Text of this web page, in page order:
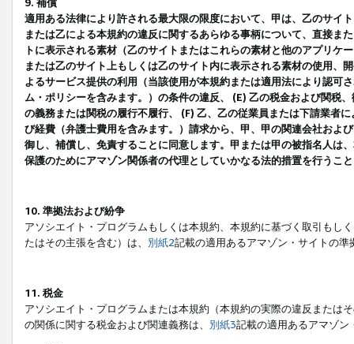
9. 補償
適用ある法律により許される最大限の限度において、甲は、乙のサイ
または乙による本規約の違反に関するあらゆる事柄について、直接ま
トに表示される素材（乙のサイトまたはこれらの素材と他のアプリ
または乙のサイト上もしくは乙のサイト内に表示される素材の使用、
よるサービス提供の利用（当該使用が本規約または適用法により認可
ム・ポリシーを含みます。）の条件の違反、 (E) 乙の税金および関税
の義務または関税の履行不履行、 (F) 乙、乙の従業員または下請業者
び経費（弁護士費用を含みます。）請求から、甲、甲の関連会社およ
御し、補償し、免責することに同意します。甲または甲の被指名人は
保護のためにアマゾン関係者の代理としていかなる法的措置を行うこ
10. 準拠法および紛争
アソシエイト・プログラムもしくは本規約、本規約に基づく取引もし
たはその主張を含む）は、 別紙2記載の適用あるアマゾン・サイトの
11. 税金
アソシエイト・プログラムまたは本規約（本規約の実際の違反または
の関係に関する税金および関連義務は、 別紙3記載の適用あるアマゾン